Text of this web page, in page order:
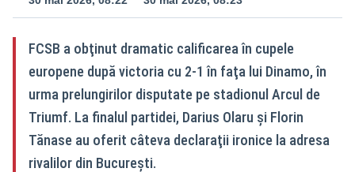
FCSB a obţinut dramatic calificarea în cupele
europene după victoria cu 2-1 în faţa lui Dinamo, în
urma prelungirilor disputate pe stadionul Arcul de
Triumf. La finalul partidei, Darius Olaru şi Florin
Tănase au oferit câteva declaraţii ironice la adresa
rivalilor din București.